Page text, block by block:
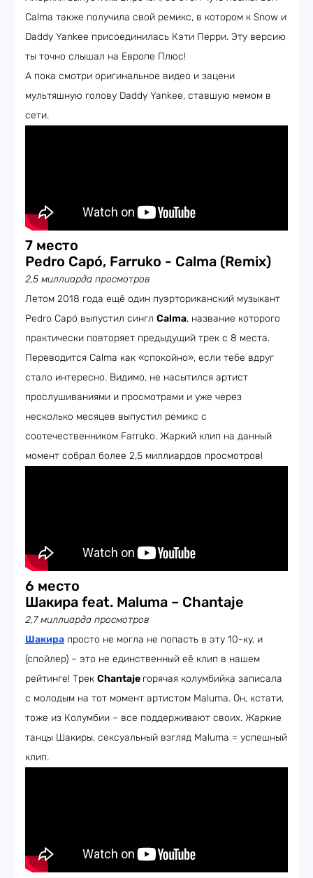
Calma также получила свой ремикс, в котором к Snow и
Daddy Yankee присоединилась Кэти Перри. Эту версию
ты точно слышал на Европе Плюс!
А пока смотри оригинальное видео и зацени
мультяшную голову Daddy Yankee, ставшую мемом в
сети.
7 место
Pedro Capó, Farruko - Calma (Remix)
2,5 миллиарда просмотров
Летом 2018 года ещё один пуэрториканский музыкант
Pedro Capó выпустил сингл Calma, название которого
практически повторяет предыдущий трек с 8 места.
Переводится Calma как «спокойно», если тебе вдруг
стало интересно. Видимо, не насытился артист
прослушиваниями и просмотрами и уже через
несколько месяцев выпустил ремикс с
соотечественником Farruko. Жаркий клип на данный
момент собрал более 2,5 миллиардов просмотров!
6 место
Шакира feat. Maluma – Chantaje
2,7 миллиарда просмотров
Шакира просто не могла не попасть в эту 10-ку, и
(спойлер) – это не единственный её клип в нашем
рейтинге! Трек Chantaje горячая колумбийка записала
с молодым на тот момент артистом Maluma. Он, кстати,
тоже из Колумбии – все поддерживают своих. Жаркие
танцы Шакиры, сексуальный взгляд Maluma = успешный
клип.